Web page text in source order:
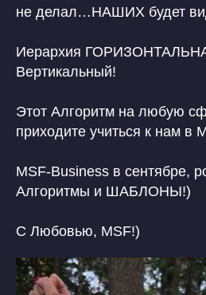
не делал…НАШИХ будет
Иерархия
Вертикальный!
Этот Алгоритм на любую
приходите учиться к нам в
MSF-Business в сентябре,
Алгоритмы и ШАБЛОНЫ!)
С Любовью, MSF!)
Договор публичной оферты
Политика конфиденциальности
Защита авторских прав